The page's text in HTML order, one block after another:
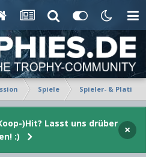
Spiele Spieler- & Platin-
)Hit? Lasst uns drüber
:)
×